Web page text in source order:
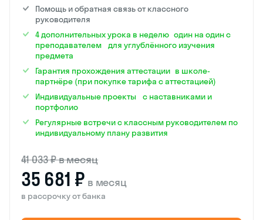
Помощь и обратная связь от классного
руководителя
4 дополнительных урока в неделю один на один с
преподавателем для углублённого изучения
предмета
Гарантия прохождения аттестации в школе-
партнёре (при покупке тарифа с аттестацией)
Индивидуальные проекты с наставниками и
портфолио
Регулярные встречи с классным руководителем по
индивидуальному плану развития
41 033 ₽ в месяц
35 681 ₽ в месяц
в рассрочку от банка